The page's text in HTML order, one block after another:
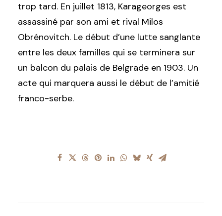
trop tard. En juillet 1813, Karageorges est
assassiné par son ami et rival Milos
Obrénovitch. Le début d’une lutte sanglante
entre les deux familles qui se terminera sur
un balcon du palais de Belgrade en 1903. Un
acte qui marquera aussi le début de l’amitié
franco-serbe.